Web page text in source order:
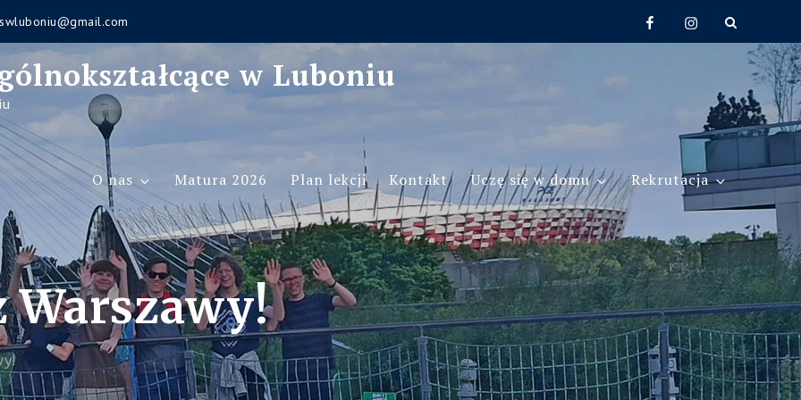
FacebookInstagram
w Luboniu
O nas Matura 2026 Plan lekcji Kontakt Uczę się w domu Rekrutacja
Warszawy!